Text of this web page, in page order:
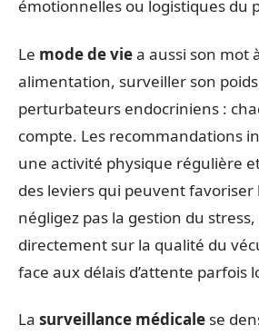
émotionnelles ou logistiques du
Le mode de viea aussi son mot
alimentation, surveiller son
perturbateurs endocriniens :
compte. Les recommandations
une activité physique régulière
des leviers qui peuvent
négligez pas la gestion du
directement sur la qualité du
face aux délais d’attente parfois
La surveillance médicale se